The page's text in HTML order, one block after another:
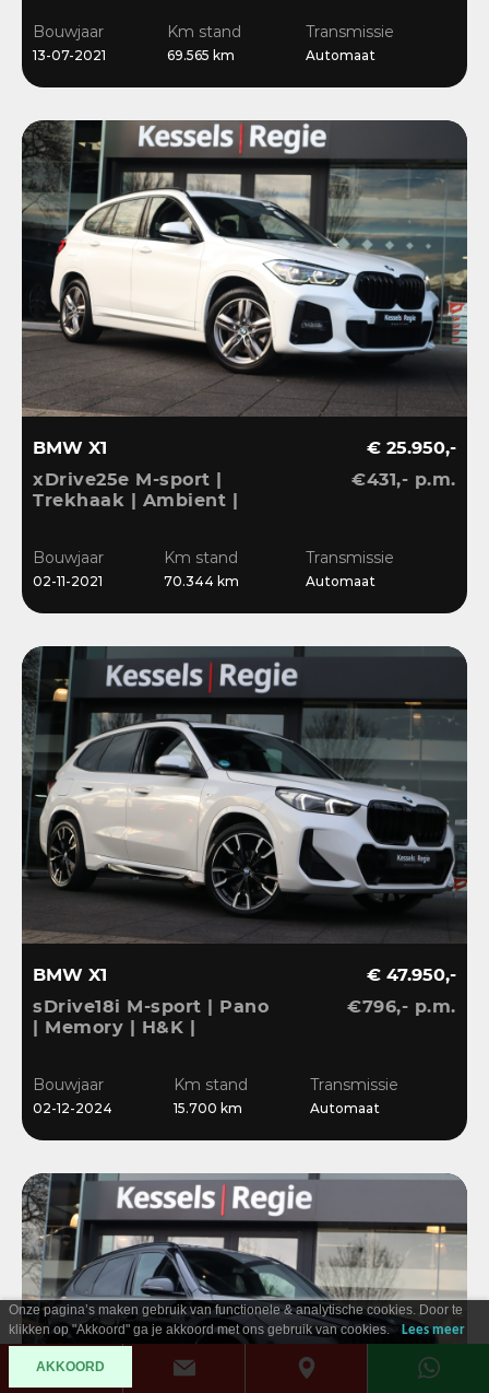
Bouwjaar
13-07-2021
Km stand
69.565 km
Transmissie
Automaat
BMW X1
xDrive25e M-sport |
Trekhaak | Ambient |
€ 25.950,-
€431,- p.m.
Bouwjaar
02-11-2021
Km stand
70.344 km
Transmissie
Automaat
BMW X1
sDrive18i M-sport | Pano
| Memory | H&K |
€ 47.950,-
€796,- p.m.
Bouwjaar
02-12-2024
Km stand
15.700 km
Transmissie
Automaat
Onze pagina’s maken gebruik van functionele & analytische cookies. Door te
klikken op "Akkoord" ga je akkoord met ons gebruik van cookies.
Lees meer
AKKOORD